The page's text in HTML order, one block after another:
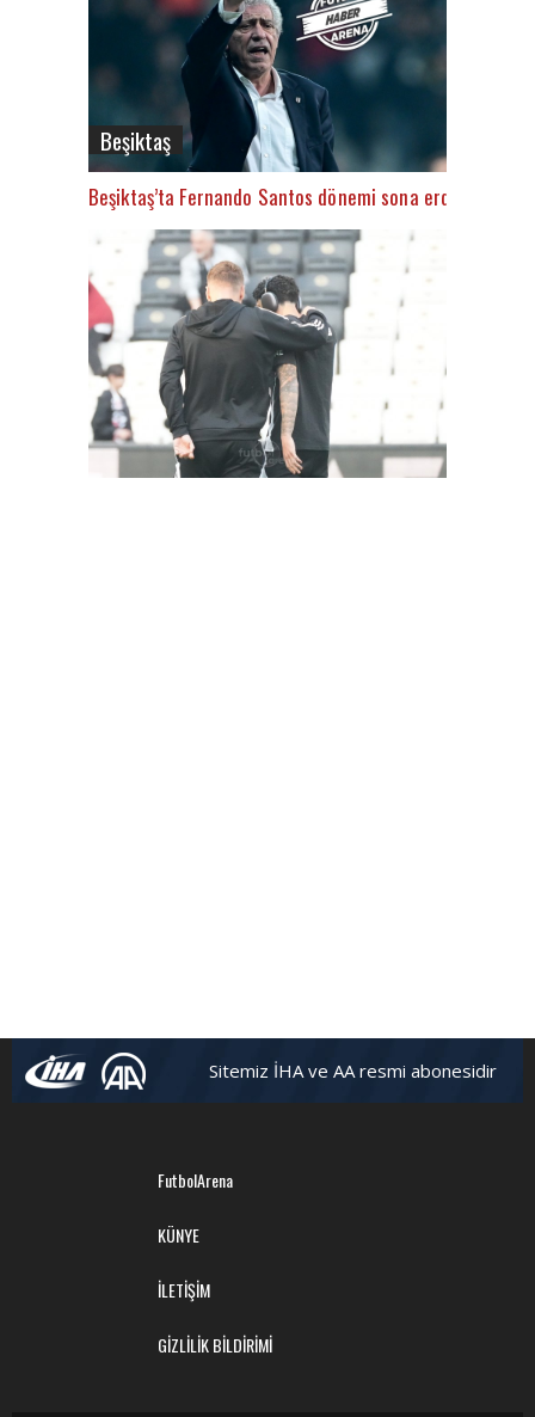
Beşiktaş
Beşiktaş’ta Fernando Santos dönemi sona erdi
Sitemiz İHA ve AA resmi abonesidir
FutbolArena
KÜNYE
İLETİŞİM
GİZLİLİK BİLDİRİMİ